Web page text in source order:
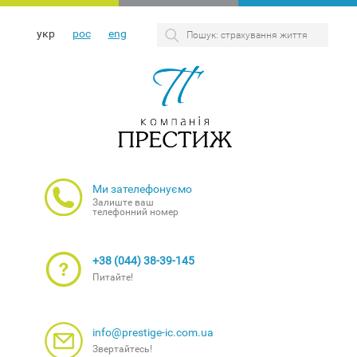
укр рос eng
Ми зателефонуємо
Залиште ваш
телефонний номер
+38 (044) 38-39-145
Питайте!
info@prestige-ic.com.ua
Звертайтесь!